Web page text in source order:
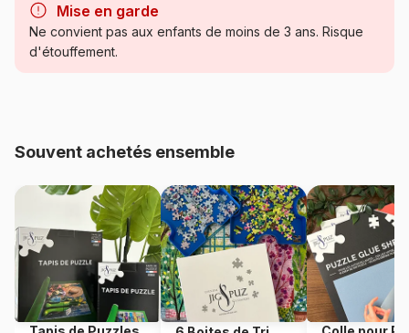
Catégorie Puzzles - Art
Référence Gold-Puzzle-60508
EAN 8699375060508
Nombre de pièces 1000 pièces
Dimensions 68 x 48 cm
Mise en garde
Ne convient pas aux enfants de moins de 3 ans. Risque
d'étouffement.
Souvent achetés ensemble